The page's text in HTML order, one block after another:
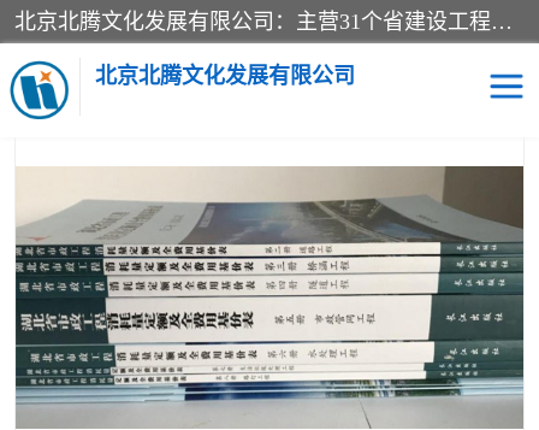
北京北腾文化发展有限公司：主营31个省建设工程预算书,工程预算软件,工程计价依据,工程造价定额,工程量清单计价定额,建设工程量消耗量定额,各行业工程预算定额,铁路定额,电力定额,矿山定额,*,黄金定额,钢铁企业检修定额,中石化安装检修定额,煤矿图书,医院书籍等.诚信的经营，在发展的同时公司不忘不断总结不断优化为客户的服务，和一如既往的热情赢得了新老客户的极高评价及青睐。
北京北腾文化发展有限公司
当前位置：首页>供应商机>湖北建设工程消耗量定额> 湖北建设
工程消耗量定额清单计价规范2024新版全30册
医院图书 预算定额
电力图书 煤矿图书
标准图书 铁路建设工程预算定额
电力行业工程预算定额 石油化工安装预算定额